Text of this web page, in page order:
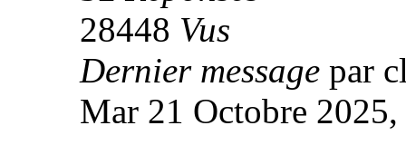
28448 Vus
Dernier message par
Mar 21 Octobre